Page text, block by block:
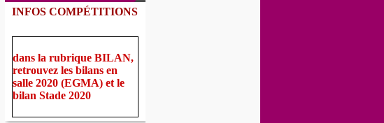
INFOS COMPÉTITIONS
dans la rubrique BILAN,
retrouvez les bilans en
salle 2020 (EGMA) et le
bilan Stade 2020